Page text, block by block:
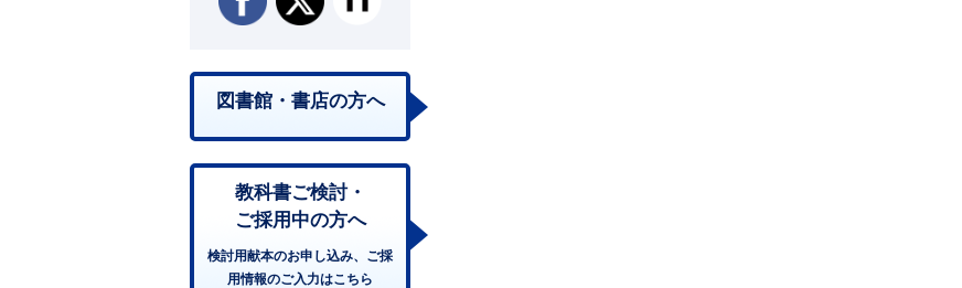
図書館・書店の方へ
教科書ご検討・
ご採用中の方へ
検討用献本のお申し込み、ご採
用情報のご入力はこちら